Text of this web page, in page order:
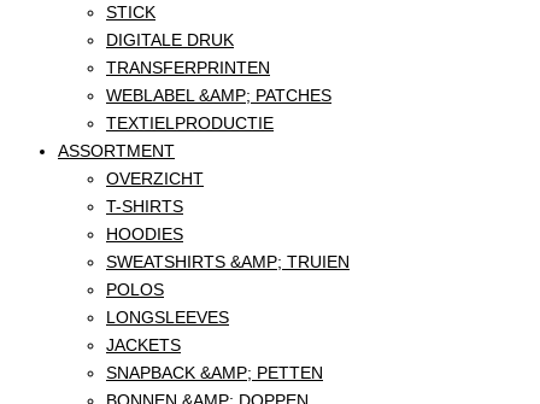
STICK
DIGITALE DRUK
TRANSFERPRINTEN
WEBLABEL &AMP; PATCHES
TEXTIELPRODUCTIE
ASSORTMENT
OVERZICHT
T-SHIRTS
HOODIES
SWEATSHIRTS &AMP; TRUIEN
POLOS
LONGSLEEVES
JACKETS
SNAPBACK &AMP; PETTEN